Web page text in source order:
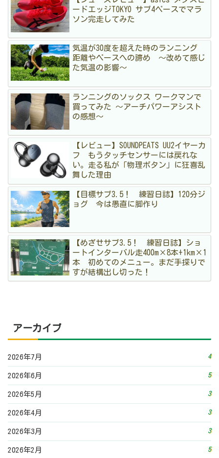
ードエッジTOKYO サブ4ペースでマラ
ソン完走してみた
気温が30度を超えた時のランニング
距離やペースへの諦め 〜改めて感じ
た気温の影響〜
ランニングのソックス ワークマンで
買ってみた 〜アーチパワーアシスト
の感想〜
【レビュー】SOUNDPEATS UU2イヤーカ
フ もうタッチセンサーには戻れな
い。走る私が「物理ボタン」に狂喜乱
舞した理由
【目標サブ3.5！ 練習日誌】120分ジ
ョグ 今は愚直に脚作り
【めざせサブ3.5！ 練習日誌】ショ
ートインターバル走400m×8本+1km×1
本 初めてのメニュー。まだ手探りで
すが結構出し切った！
アーカイブ
2026年7月 4
2026年6月 5
2026年5月 3
2026年4月 3
2026年3月 3
2026年2月 5